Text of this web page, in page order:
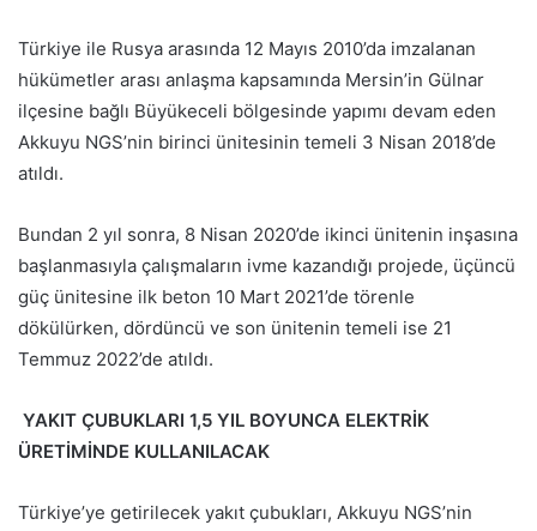
Türkiye ile Rusya arasında 12 Mayıs 2010’da imzalanan
hükümetler arası anlaşma kapsamında Mersin’in Gülnar
ilçesine bağlı Büyükeceli bölgesinde yapımı devam eden
Akkuyu NGS’nin birinci ünitesinin temeli 3 Nisan 2018’de
atıldı.
Bundan 2 yıl sonra, 8 Nisan 2020’de ikinci ünitenin inşasına
başlanmasıyla çalışmaların ivme kazandığı projede, üçüncü
güç ünitesine ilk beton 10 Mart 2021’de törenle
dökülürken, dördüncü ve son ünitenin temeli ise 21
Temmuz 2022’de atıldı.
YAKIT ÇUBUKLARI 1,5 YIL BOYUNCA ELEKTRİK
ÜRETİMİNDE KULLANILACAK
Türkiye’ye getirilecek yakıt çubukları, Akkuyu NGS’nin